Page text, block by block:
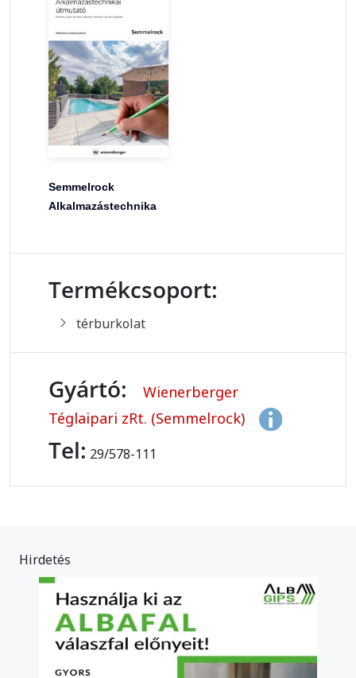
Semmelrock
Alkalmazástechnika
Termékcsoport:
térburkolat
Gyártó:
Wienerberger
Téglaipari zRt. (Semmelrock)
Tel: 29/578-111
Hirdetés